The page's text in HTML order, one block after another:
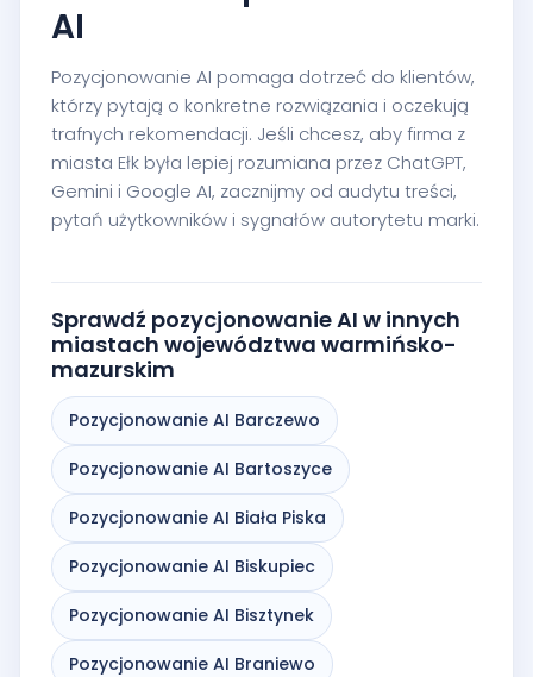
AI
Pozycjonowanie AI pomaga dotrzeć do klientów,
którzy pytają o konkretne rozwiązania i oczekują
trafnych rekomendacji. Jeśli chcesz, aby firma z
miasta Ełk była lepiej rozumiana przez ChatGPT,
Gemini i Google AI, zacznijmy od audytu treści,
pytań użytkowników i sygnałów autorytetu marki.
Sprawdź pozycjonowanie AI w innych
miastach województwa warmińsko-
mazurskim
Pozycjonowanie AI Barczewo
Pozycjonowanie AI Bartoszyce
Pozycjonowanie AI Biała Piska
Pozycjonowanie AI Biskupiec
Pozycjonowanie AI Bisztynek
Pozycjonowanie AI Braniewo